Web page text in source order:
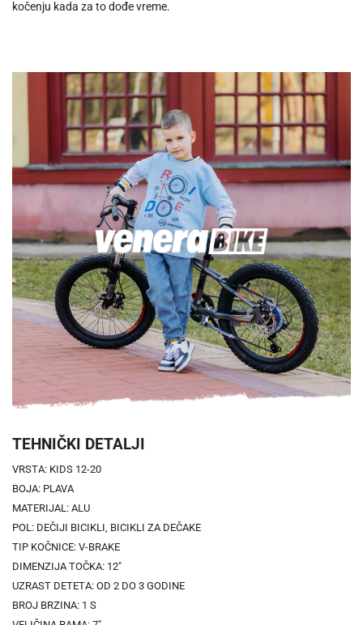
kočenju kada za to dođe vreme.
TEHNIČKI DETALJI
VRSTA: KIDS 12-20
BOJA: PLAVA
MATERIJAL: ALU
POL: DEČIJI BICIKLI, BICIKLI ZA DEČAKE
TIP KOČNICE: V-BRAKE
DIMENZIJA TOČKA: 12"
UZRAST DETETA: OD 2 DO 3 GODINE
BROJ BRZINA: 1 S